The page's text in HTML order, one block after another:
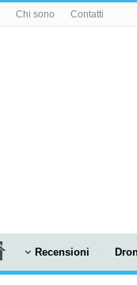
Chi sono Contatti
Recensioni